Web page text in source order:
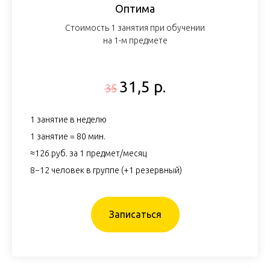
Оптима
Стоимость 1 занятия при обучении
на 1-м предмете
35 31,5 р.
1 занятие в неделю
1 занятие = 80 мин.
≈126 руб. за 1 предмет/месяц
8−12 человек в группе (+1 резервный)
Записаться